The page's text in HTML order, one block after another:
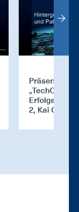
Präsentation
„TechCheck
Erfolgsfaktor
2, Kai